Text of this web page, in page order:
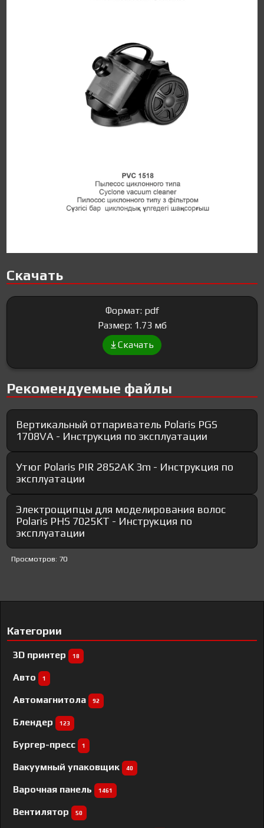
Скачать
Формат: pdf
Размер: 1.73 мб
Скачать
Рекомендуемые файлы
Вертикальный отпариватель Polaris PGS
1708VA - Инструкция по эксплуатации
Утюг Polaris PIR 2852AK 3m - Инструкция по
эксплуатации
Электрощипцы для моделирования волос
Polaris PHS 7025KT - Инструкция по
эксплуатации
Просмотров: 70
Категории
3D принтер 18
Авто 1
Автомагнитола 92
Блендер 123
Бургер-пресс 1
Вакуумный упаковщик 40
Варочная панель 1461
Вентилятор 50